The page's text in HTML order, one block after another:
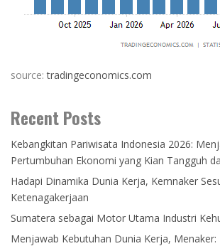
source:tradingeconomics.com
Recent Posts
Kebangkitan Pariwisata Indonesia 2026:
Pertumbuhan Ekonomi yang Kian Tangguh
Hadapi Dinamika Dunia Kerja, Kemnaker
Ketenagakerjaan
Sumatera sebagai Motor Utama Industri
Menjawab Kebutuhan Dunia Kerja, Menaker: